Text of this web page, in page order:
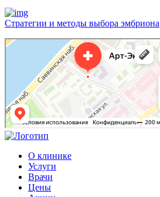
Стратегии и методы выбора эмбриона
Арт-Эко
Медцентр, клиника в Москве
Гинекологическая клиника в Москве
О клинике
Услуги
Врачи
Цены